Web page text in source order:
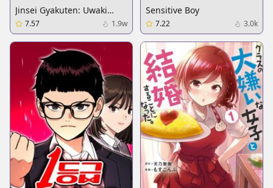
Jinsei Gyakuten: Uwaki
sare, Enzai wo Kiserareta
Ore ga, Gakuen Ichi no
Bishoujo ni Natsukareru
7.57 1.9w
Sensitive Boy
7.22 3.0k